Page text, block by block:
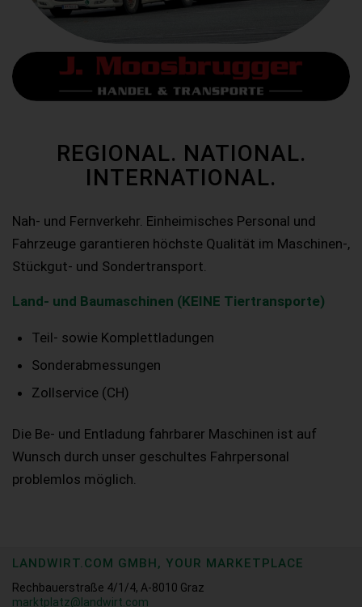
REGIONAL. NATIONAL.
INTERNATIONAL.
Nah- und Fernverkehr. Einheimisches Personal und
Fahrzeuge garantieren höchste Qualität im Maschinen-,
Stückgut- und Sondertransport.
Land- und Baumaschinen (KEINE Tiertransporte)
Teil- sowie Komplettladungen
Sonderabmessungen
Zollservice (CH)
Die Be- und Entladung fahrbarer Maschinen ist auf
Wunsch durch unser geschultes Fahrpersonal
problemlos möglich.
LANDWIRT.COM GMBH, YOUR MARKETPLACE
Rechbauerstraße 4/1/4, A-8010 Graz
marktplatz@landwirt.com